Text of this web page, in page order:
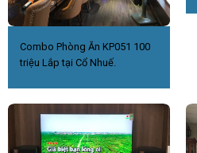
Combo Phòng Ăn KP051 100
triệu Lắp tại Cổ Nhuế.